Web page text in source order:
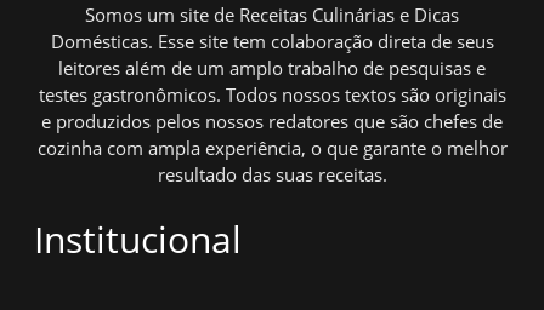
Somos um site de Receitas Culinárias e Dicas
Domésticas. Esse site tem colaboração direta de seus
leitores além de um amplo trabalho de pesquisas e
testes gastronômicos. Todos nossos textos são originais
e produzidos pelos nossos redatores que são chefes de
cozinha com ampla experiência, o que garante o melhor
resultado das suas receitas.
Institucional